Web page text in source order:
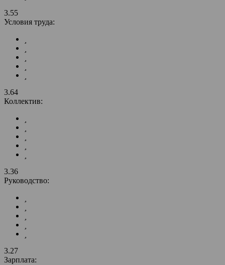
3.55
Условия труда:
3.64
Коллектив:
3.36
Руководство:
3.27
Зарплата: